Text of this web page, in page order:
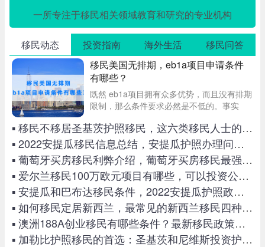
一所专注于移民相关领域教育和研究的专业机构
移民动态 投资指南 海外生活
移民问答
移民美国无排期，eb1a项目申请条件
有哪些？
既然 eb1a项目拥有众多优势，而且没有排期
限制，那么条件要求必然是不低的。事实
那么高，只要在某一行业有较高的成就即
可。具体内容且看平梵移民的详细介绍。
▪ 移民不移居圣基茨护照移民，这六类移民人士的首选
▪ 2022安提瓜移民信息总结，安提瓜护照办理问题经验贴
▪ 葡萄牙买房移民利弊介绍，葡萄牙买房移民最强攻略
▪ 爱尔兰移民100万欧元项目有哪些，可以投资公租房和养老院吗
▪ 安提瓜和巴布达移民条件，2022安提瓜护照政策最新解析
▪ 如何移民定居新西兰，最常见的新西兰移民四种方式
▪ 澳洲188A创业移民有哪些条件？最新移民政策变化及要求
▪ 加勒比护照移民的首选：圣基茨和尼维斯投资护照入籍项目